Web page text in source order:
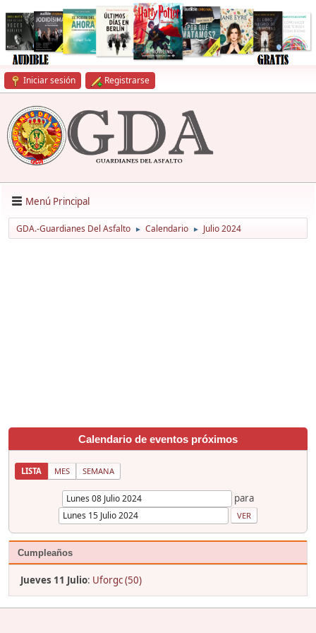
Iniciar sesión Registrarse
Menú Principal
GDA.-Guardianes Del Asfalto ► Calendario ► Julio 2024
Calendario de eventos próximos
LISTA MES SEMANA
para
Cumpleaños
Jueves 11 Julio: Uforgc (50)